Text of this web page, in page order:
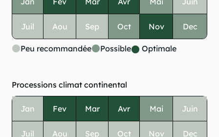
Juil Aou Sep Oct Nov Dec
Peu recommandée Possible Optimale
Processions climat continental
Jan Fev Mar Avr Mai Juin
Juil Aou Sep Oct Nov Dec